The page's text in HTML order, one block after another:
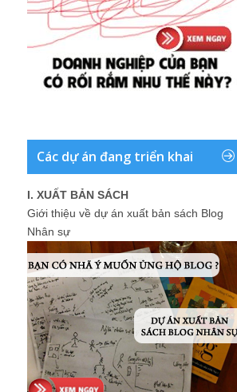
Các dự án đang triển khai
I. XUẤT BẢN SÁCH
Giới thiệu về dự án xuất bản sách Blog
Nhân sự